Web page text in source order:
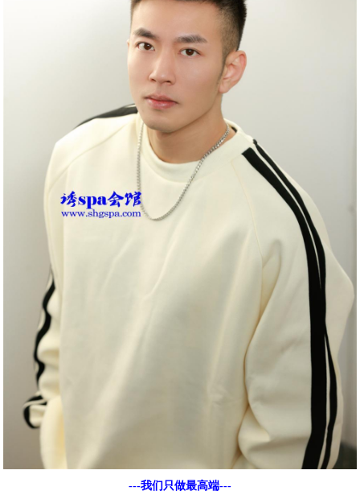
---我们只做最高端---